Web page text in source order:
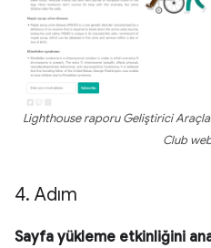
Lighthouse raporu Geliştirici
Club
4. Adım
Sayfa yükleme etkinliğini